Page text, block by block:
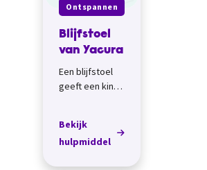
Ontspannen
Blijfstoel
van Yacura
Een blijfstoel
geeft een kind
geborgenheid
en veiligheid.
Bekijk
hulpmiddel